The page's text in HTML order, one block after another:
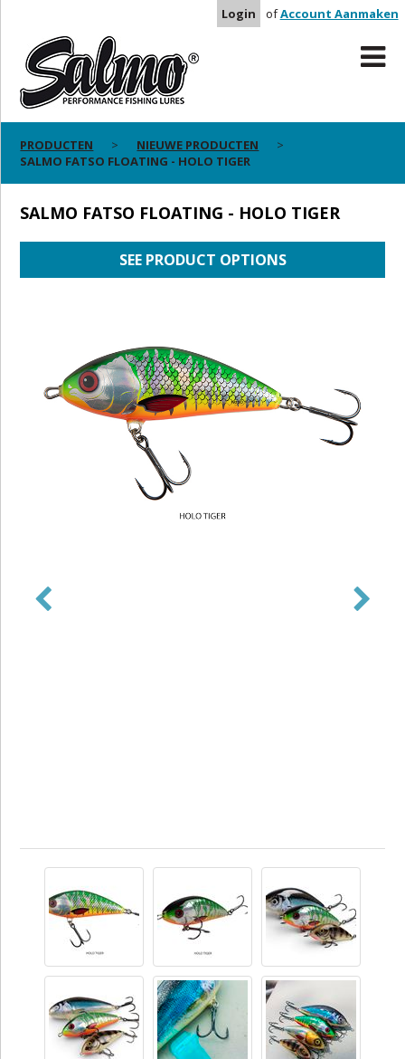
Login ofAccount Aanmaken
PRODUCTEN
NIEUWE PRODUCTEN
SALMO FATSO FLOATING - HOLO TIGER
SALMO FATSO FLOATING - HOLO TIGER
SEE PRODUCT OPTIONS